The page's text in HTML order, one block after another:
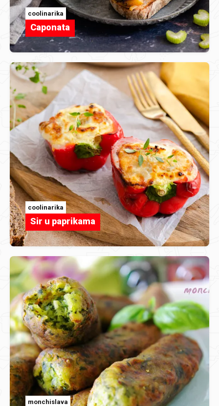
coolinarika
Caponata
coolinarika
Sir u paprikama
monchislava